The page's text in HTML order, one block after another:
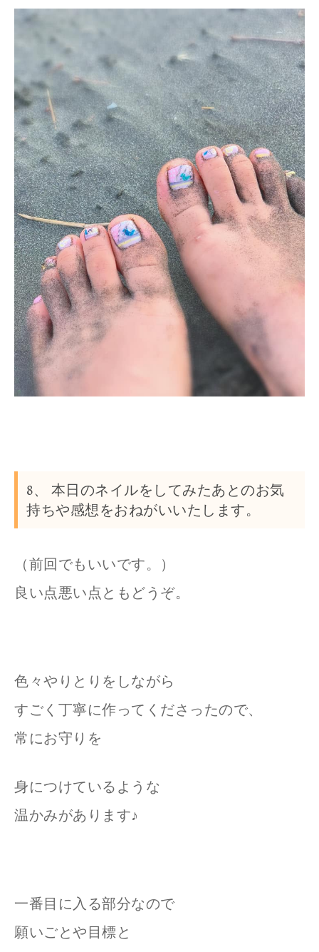
8、 本日のネイルをしてみたあとのお気
持ちや感想をおねがいいたします。
（前回でもいいです。）
良い点悪い点ともどうぞ。
色々やりとりをしながら
すごく丁寧に作ってくださったので、
常にお守りを
身につけているような
温かみがあります♪
一番目に入る部分なので
願いごとや目標と